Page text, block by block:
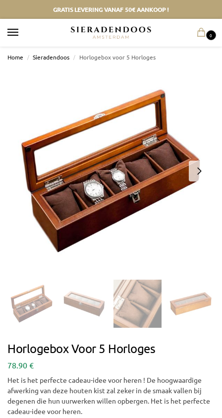
GRATIS LEVERING VANAF 50€ AANKOOP !
0
Home / Sieradendoos / Horlogebox voor 5 Horloges
Horlogebox Voor 5 Horloges
78.90 €
Het is het perfecte cadeau-idee voor heren ! De hoogwaardige
afwerking van deze houten kist zal zeker in de smaak vallen bij
degenen die hun uurwerken willen opbergen. Het is het perfecte
cadeau-idee voor heren.